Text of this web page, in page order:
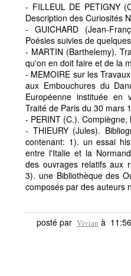
- FILLEUL DE PETIGNY
Description des Curiosités
- GUICHARD (Jean-
Poésies suivies de
- MARTIN (Barthelemy).
qu'on en doit faire et de la
- MEMOIRE sur les
aux Embouchures du
Européenne instituée
Traité de Paris du 30 mars
- PERINT (C.).
- THIEURY (Jules).
contenant: 1). un essai
entre l'Italie et la
des ouvrages relatifs aux
3). une Bibliothèque des
composés par des auteurs
posté par Vivian à 11:56